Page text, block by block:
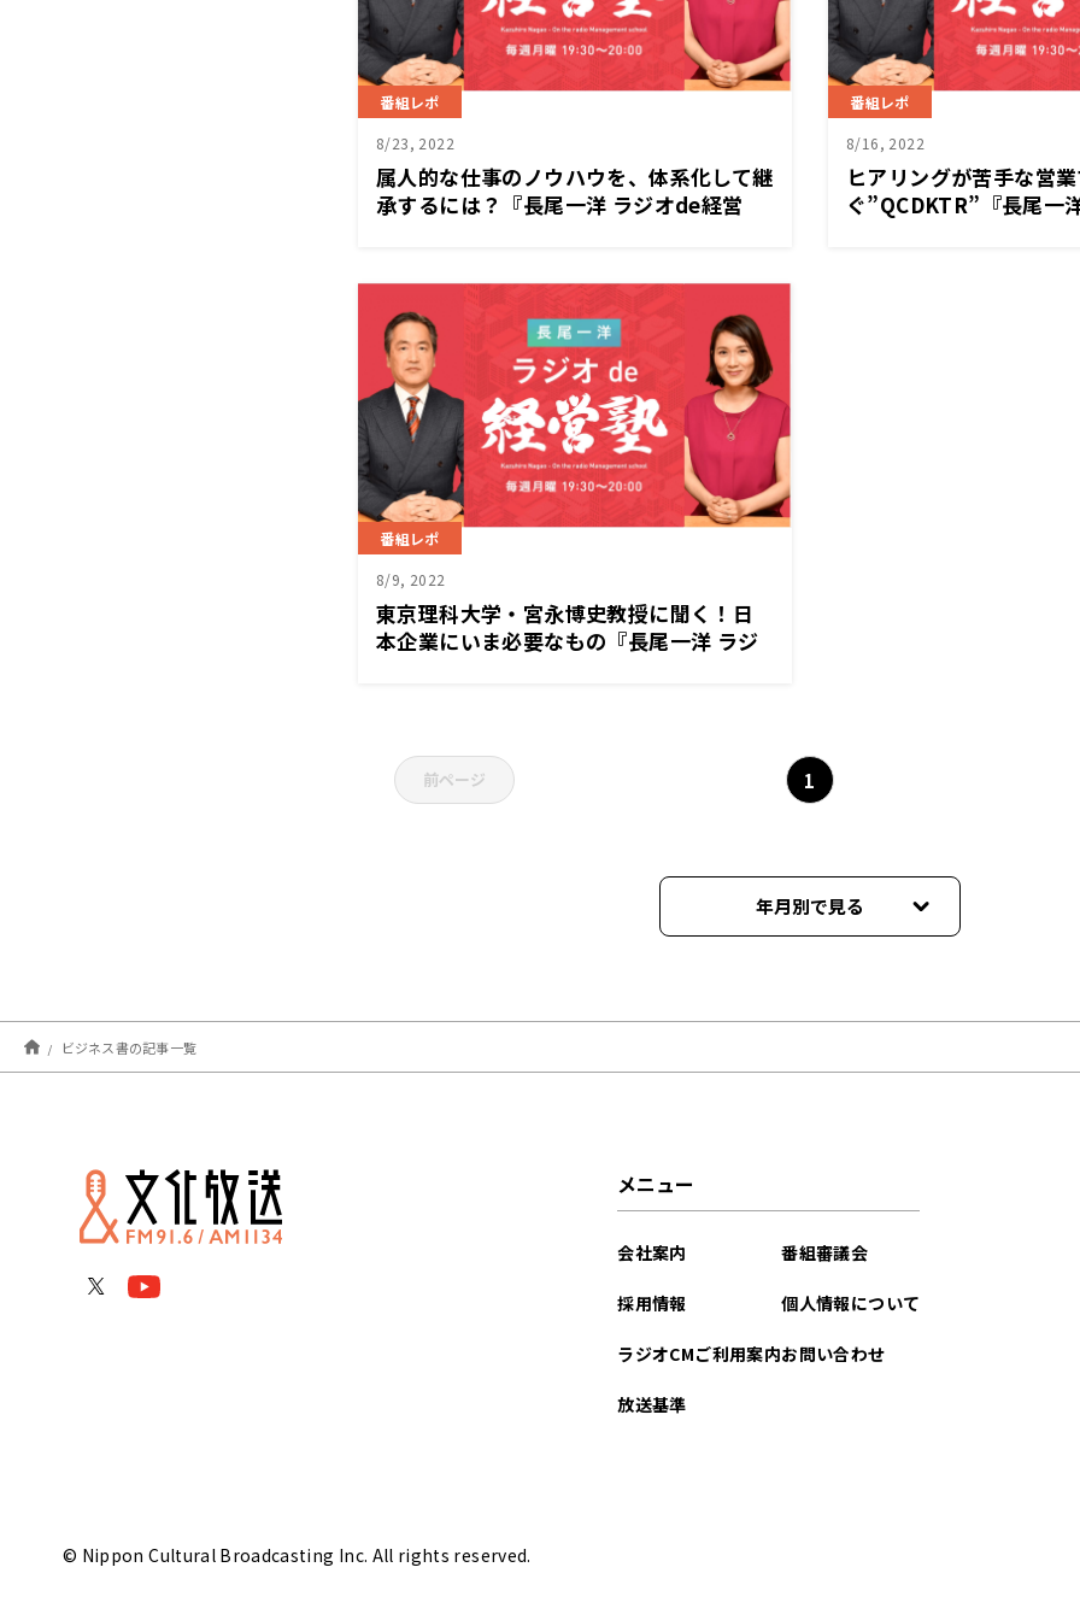
番組レポ
8/23, 2022
属人的な仕事のノウハウを、体系化して継
承するには？『長尾一洋 ラジオde経営
番組レポ
8/16, 2022
ヒアリングが苦手な営
ぐ”QCDKTR”『長尾一
番組レポ
8/9, 2022
東京理科大学・宮永博史教授に聞く！日
本企業にいま必要なもの『長尾一洋 ラジ
前ページ 1
年月別で見る
2022年08月
2022年07月
ビジネス書の記事一覧
メニュー
会社案内
採用情報
ラジオCMご利用案内
放送基準
番組審議会
個人情報について
お問い合わせ
© Nippon Cultural Broadcasting Inc. All rights reserved.